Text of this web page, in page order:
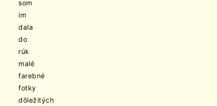
som
im
dala
do
rúk
malé
farebné
fotky
dôležitých